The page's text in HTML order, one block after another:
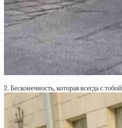
2. Бесконечность, которая всегда с тобой